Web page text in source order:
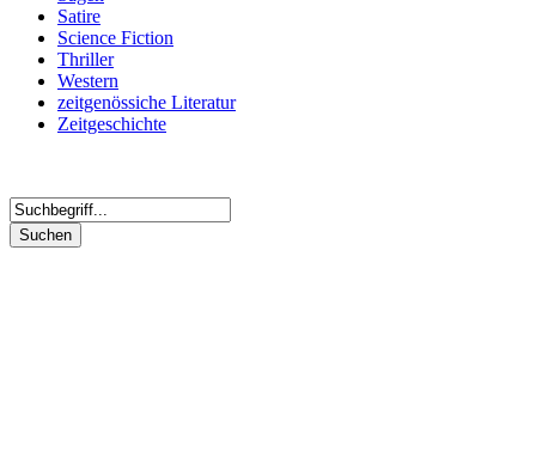
Satire
Science Fiction
Thriller
Western
zeitgenössiche Literatur
Zeitgeschichte